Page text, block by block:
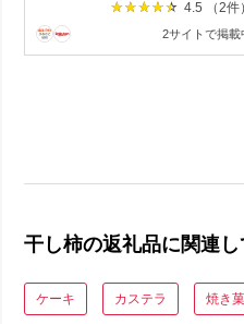
4.5 （2件
2サイトで掲載
干し柿の返礼品に関連し
ケーキ カステラ 焼き